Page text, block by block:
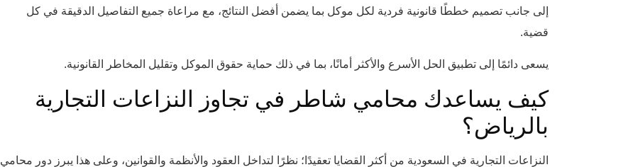
إلى جانب تصميم خططًا قانونية فردية لكل موكل بما يضمن أفضل النتائج، مع مراعاة جميع التفاصيل الدقيقة في كل
قضية.
يسعى دائمًا إلى تطبيق الحل الأسرع والأكثر أمانًا، بما في ذلك حماية حقوق الموكل وتقليل المخاطر القانونية.
كيف يساعدك محامي شاطر في تجاوز النزاعات التجارية
بالرياض؟
النزاعات التجارية في السعودية من أكثر القضايا تعقيدًا؛ نظرًا لتداخل العقود والأنظمة والقوانين، وعلى هذا يبرز دور محامي